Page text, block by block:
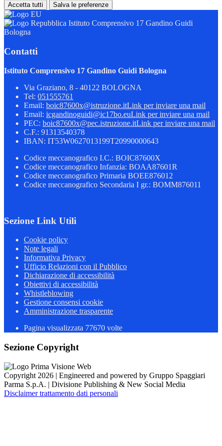
Accetta tutti Salva le preferenze
Istituto Comprensivo 17 Gandino Guidi
Bologna
Contatti
Istituto Comprensivo 17 Gandino Guidi Bologna
Via Graziano, 8 - 40122 BOLOGNA
Tel: 051555761
Email: boic87600x@istruzione.itLink per inviare una mail
Email: icgandinoguidi@ic17bo.euLink per inviare una mail
PEC: boic87600x@pec.istruzione.itLink per inviare una mail
C.F.: 91313540378
IBAN: IT53W0627013199T20990000643
Codice meccanografico I.C.: BOIC87600X
Codice meccanografico Infanzia: BOAA87601R
Codice meccanografico Primaria BOEE876012
Codice meccanografico Secondaria I gr.: BOMM876011
Sezione Link Utili
Cookie policy
Note legali
Informativa Privacy
Ufficio Relazioni con il Pubblico
Dichiarazione di accessibilità
Obiettivi di accessibilità
Whistleblowing
Gestione consensi cookie
Amministrazione trasparente
Pagina visualizzata 77670 volte
Sezione Copyright
Copyright 2026 | Engineered and powered by Gruppo Spaggiari
Parma S.p.A. | Divisione Publishing & New Social Media
Disclaimer trattamento dati personali